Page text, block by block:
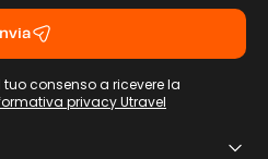
consenso a ricevere la
privacy Utravel